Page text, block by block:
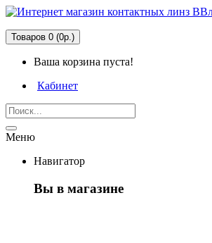
Товаров 0 (0р.)
Ваша корзина пуста!
Кабинет
Меню
Навигатор
Вы в магазине